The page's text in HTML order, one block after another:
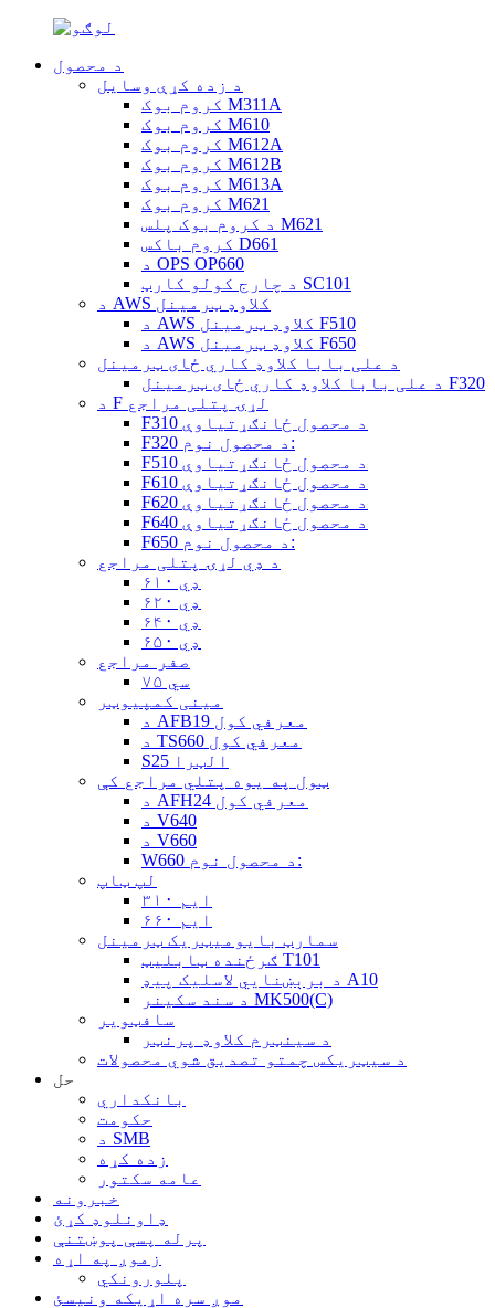
د محصول
د زده کړې وسایل
کروم بوک M311A
کروم بوک M610
کروم بوک M612A
کروم بوک M612B
کروم بوک M613A
کروم بوک M621
د کروم بوک پلس M621
کروم باکس D661
د OPS OP660
د چارج کولو کارټ SC101
د AWS کلاوډ ټرمینل
د AWS کلاوډ ټرمینل F510
د AWS کلاوډ ټرمینل F650
د علی بابا کلاوډ کاري ځای ټرمینل
د علی بابا کلاوډ کاري ځای ټرمینل F320
د F لړۍ پتلی مراجع
F310 د محصول ځانګړتیاوې
F320 د محصول نوم:
F510 د محصول ځانګړتیاوې
F610 د محصول ځانګړتیاوې
F620 د محصول ځانګړتیاوې
F640 د محصول ځانګړتیاوې
F650 د محصول نوم:
د ډي لړۍ پتلی مراجع
ډي ۶۱۰
ډي ۶۲۰
ډي ۶۴۰
ډي ۶۵۰
صفر مراجع
سي ۷۵
مینی کمپیوټر
د AFB19 معرفي کول
د TS660 معرفي کول
S25 الټرا
ټول په یوه پتلي مراجع کې
د AFH24 معرفي کول
د V640
د V660
W660 د محصول نوم:
لپ ټاپ
ایم ۳۱۰
ایم ۶۶۰
سمارټ بایومیټریک ټرمینل
ګرځنده ټابلیټ T101
د برېښنايي لاسلیک پیډ A10
د سند سکینر MK500(C)
سافټویر
د سینټرم کلاوډ پرنټر
د سیټریکس چمتو تصدیق شوي محصولات
حل
بانکداري
حکومت
د SMB
زده کړه
عامه سکتور
خبرونه
ډاونلوډ کړئ
پرله پسې پوښتنې
زموږ په اړه
پلورونکي
موږ سره اړیکه ونیسئ